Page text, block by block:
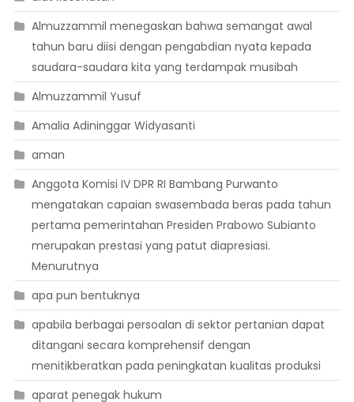
Almuzzammil menegaskan bahwa semangat awal
tahun baru diisi dengan pengabdian nyata kepada
saudara-saudara kita yang terdampak musibah
Almuzzammil Yusuf
Amalia Adininggar Widyasanti
aman
Anggota Komisi IV DPR RI Bambang Purwanto
mengatakan capaian swasembada beras pada tahun
pertama pemerintahan Presiden Prabowo Subianto
merupakan prestasi yang patut diapresiasi.
Menurutnya
apa pun bentuknya
apabila berbagai persoalan di sektor pertanian dapat
ditangani secara komprehensif dengan
menitikberatkan pada peningkatan kualitas produksi
aparat penegak hukum